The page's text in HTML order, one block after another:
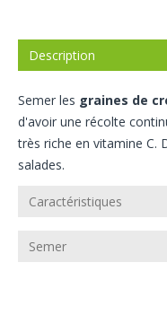
Description
Semer les graines de
d'avoir une récolte
très riche en vitamine C.
salades.
Caractéristiques
Semer